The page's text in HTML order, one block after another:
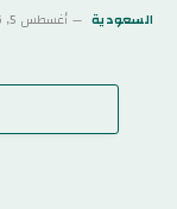
السعودية أغسطس 5, 2026